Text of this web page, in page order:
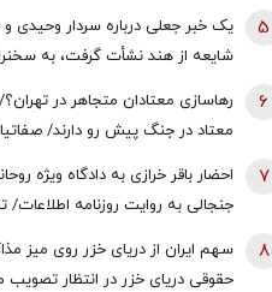
رویکرد ساخته می‌شود؛ حکمرانی
فراهم‌آوری صلح؟
یک خبر جعلی درباره سردار وحیدی
شایعه از هند نشأت گرفت، به
5
رهاسازی معتادان متجاهر در
معتاد در
متجاهر از مراکز فقط یک بهانه است
6
احضار باقر خرازی به دادگاه ویژه
جنجالی به روایت روزنامه
سرمایه‌آفرین نیست
7
سهم ایران از دریای خزر روی میز
8